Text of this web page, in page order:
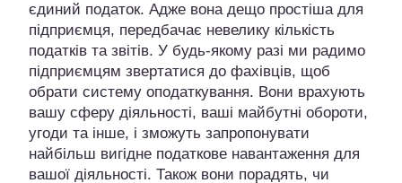
єдиний податок. Адже вона дещо простіша для
підприємця, передбачає невелику кількість
податків та звітів. У будь-якому разі ми радимо
підприємцям звертатися до фахівців, щоб
обрати систему оподаткування. Вони врахують
вашу сферу діяльності, ваші майбутні обороти,
угоди та інше, і зможуть запропонувати
найбільш вигідне податкове навантаження для
вашої діяльності. Також вони порадять, чи